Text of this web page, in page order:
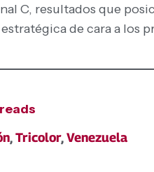
C, resultados que
de cara a los
,Tricolor,Venezuela